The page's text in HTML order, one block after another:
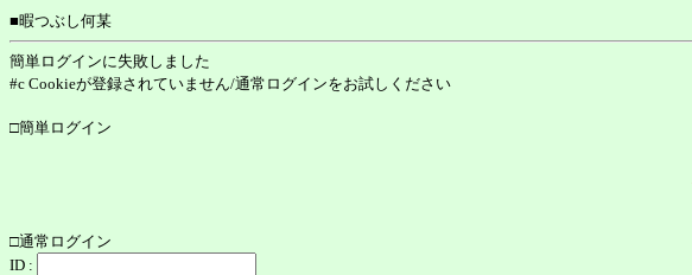
■暇つぶし何某
簡単ログインに失敗しました
#c Cookieが登録されていません/通常ログインをお試しください
□簡単ログイン
□通常ログイン
ID :